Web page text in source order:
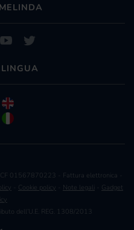
01567870223 - Fattura elettronica -
Cookie policy Note legali
Gadget
dell’U.E. REG. 1308/2013